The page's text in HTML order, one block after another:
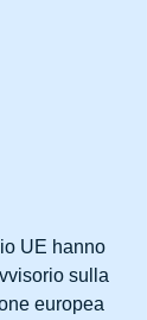
UE hanno
sulla
europea